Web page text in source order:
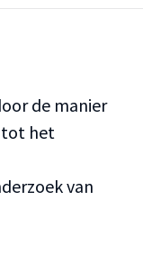
de manier
tot het
van